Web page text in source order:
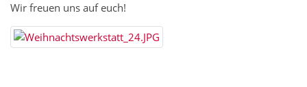
Wir freuen uns auf euch!